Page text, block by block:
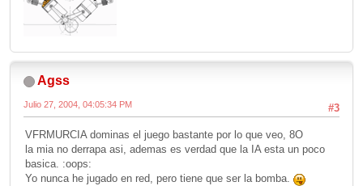
Agss
#3
Julio 27, 2004, 04:05:34 PM
VFRMURCIA dominas el juego bastante por lo que veo, 8O
la mia no derrapa asi, ademas es verdad que la IA esta un poco
basica. :oops:
Yo nunca he jugado en red, pero tiene que ser la bomba.